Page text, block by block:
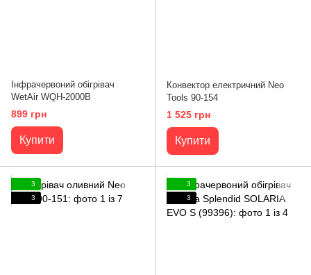
Інфрачервоний обігрівач
WetAir WQH-2000B
899 грн
Купити
Конвектор електричний Neo
Tools 90-154
1 525 грн
Купити
3
3
3
3